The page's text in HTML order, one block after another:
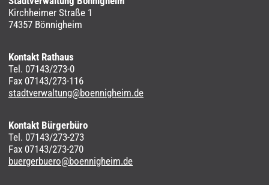
Kirchheimer Straße 1
74357 Bönnigheim
Kontakt Rathaus
Tel. 07143/273-0
Fax 07143/273-116
stadtverwaltung@boennigheim.de
Kontakt Bürgerbüro
Tel. 07143/273-273
Fax 07143/273-270
buergerbuero@boennigheim.de